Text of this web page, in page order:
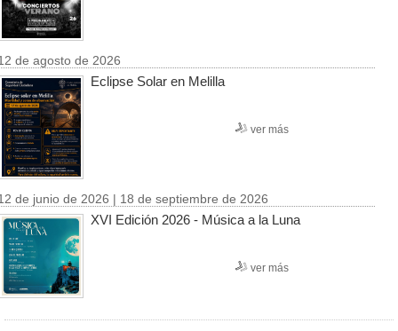
de agosto de 2026
Eclipse Solar en Melilla
ver más
de junio de 2026 | 18 de septiembre de 2026
XVI Edición 2026 - Música a la Luna
ver más